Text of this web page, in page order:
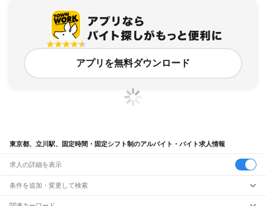
アプリを無料ダウンロード
東京都、立川駅、固定時間・固定シフト制のアルバイト・バイト求人情報
求人の詳細を表示
条件を追加・変更して検索